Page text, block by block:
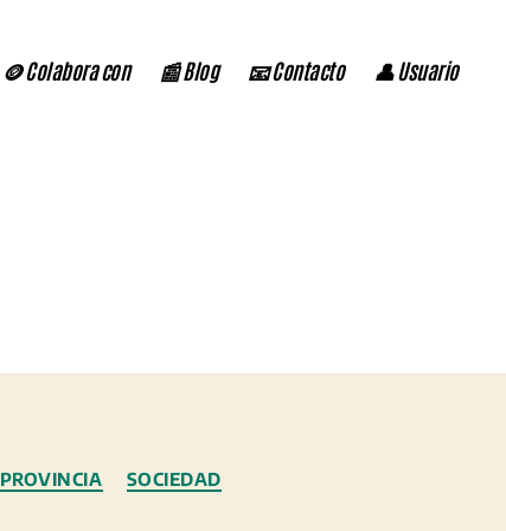
🪙 Colabora con 📰 Blog 📧 Contacto 👤 Usuario
PROVINCIA SOCIEDAD